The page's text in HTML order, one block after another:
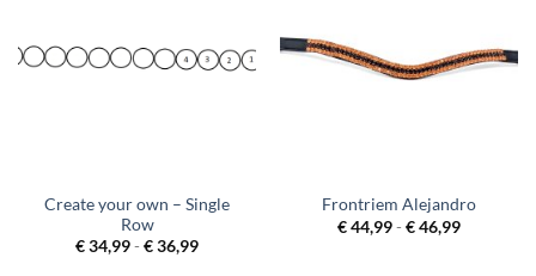
Create your own – Single
Row
€34,99- €36,99Prijsklasse:
Frontriem Alejandro
€44,99- €46,99